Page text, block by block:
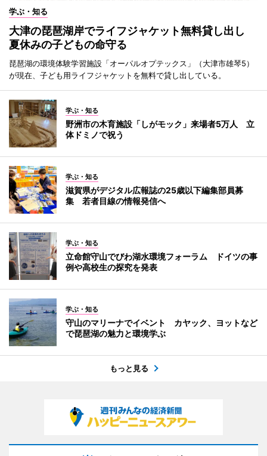
学ぶ・知る
大津の琵琶湖岸でライフジャケット無料貸し出し
夏休みの子どもの命守る
琵琶湖の環境体験学習施設「オーパルオプテックス」（大津市雄琴5）
が現在、子ども用ライフジャケットを無料で貸し出している。
学ぶ・知る
野洲市の木育施設「しがモック」来場者5万人 立
体ドミノで祝う
学ぶ・知る
滋賀県がデジタル広報誌の25歳以下編集部員募
集 若者目線の情報発信へ
学ぶ・知る
立命館守山でびわ湖水環境フォーラム ドイツの事
例や高校生の探究を発表
学ぶ・知る
守山のマリーナでイベント カヤック、ヨットなど
で琵琶湖の魅力と環境学ぶ
もっと見る